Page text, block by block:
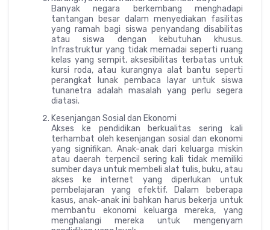
Banyak negara berkembang menghadapi
tantangan besar dalam menyediakan fasilitas
yang ramah bagi siswa penyandang disabilitas
atau siswa dengan kebutuhan khusus.
Infrastruktur yang tidak memadai seperti ruang
kelas yang sempit, aksesibilitas terbatas untuk
kursi roda, atau kurangnya alat bantu seperti
perangkat lunak pembaca layar untuk siswa
tunanetra adalah masalah yang perlu segera
diatasi.
Kesenjangan Sosial dan Ekonomi
Akses ke pendidikan berkualitas sering kali
terhambat oleh kesenjangan sosial dan ekonomi
yang signifikan. Anak-anak dari keluarga miskin
atau daerah terpencil sering kali tidak memiliki
sumber daya untuk membeli alat tulis, buku, atau
akses ke internet yang diperlukan untuk
pembelajaran yang efektif. Dalam beberapa
kasus, anak-anak ini bahkan harus bekerja untuk
membantu ekonomi keluarga mereka, yang
menghalangi mereka untuk mengenyam